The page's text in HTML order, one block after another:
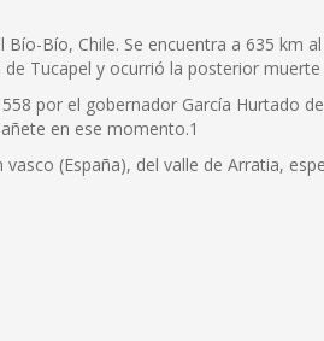
Bío, Chile. Se encuentra a 635 km
Tucapel y ocurrió la posterior muerte
por el gobernador García Hurtado
en ese momento.1
(España), del valle de Arratia,